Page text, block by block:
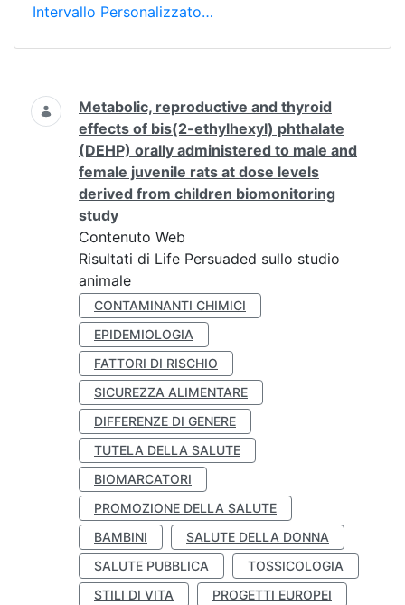
Intervallo Personalizzato…
Ricerca
Metabolic, reproductive and thyroid
effects of bis(2-ethylhexyl) phthalate
(DEHP) orally administered to male and
female juvenile rats at dose levels
derived from children biomonitoring
study
Contenuto Web
Risultati di Life Persuaded sullo studio
animale
CONTAMINANTI CHIMICI
EPIDEMIOLOGIA
FATTORI DI RISCHIO
SICUREZZA ALIMENTARE
DIFFERENZE DI GENERE
TUTELA DELLA SALUTE
BIOMARCATORI
PROMOZIONE DELLA SALUTE
BAMBINI
SALUTE DELLA DONNA
SALUTE PUBBLICA
TOSSICOLOGIA
STILI DI VITA
PROGETTI EUROPEI